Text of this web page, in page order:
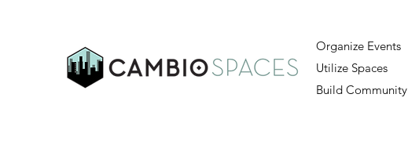
Organize Events
Utilize Spaces
Build Community